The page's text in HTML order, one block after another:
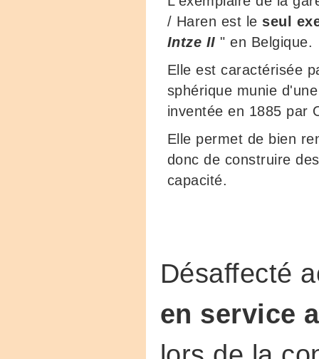
/ Haren est le seul
Intze II " en Belgique.
Elle est caractérisée
sphérique munie
inventée en 1885 par
Elle permet de bien
donc de construire
capacité.
Désaffecté
en service